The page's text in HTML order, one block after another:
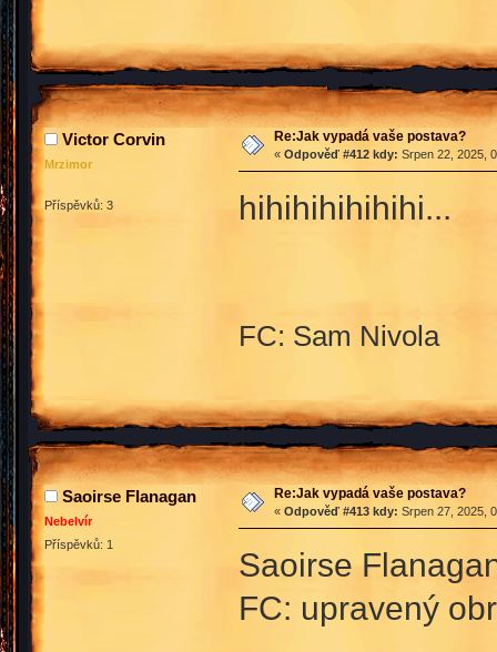
Victor Corvin
Mrzimor
Příspěvků: 3
Re:Jak vypadá vaše postava?
« Odpověď #412 kdy: Srpen 22, 2025,
hihihihihihihi...
FC: Sam Nivola
Saoirse Flanagan
Nebelvír
Příspěvků: 1
Re:Jak vypadá vaše postava?
« Odpověď #413 kdy: Srpen 27, 2025,
Saoirse
FC: upravený